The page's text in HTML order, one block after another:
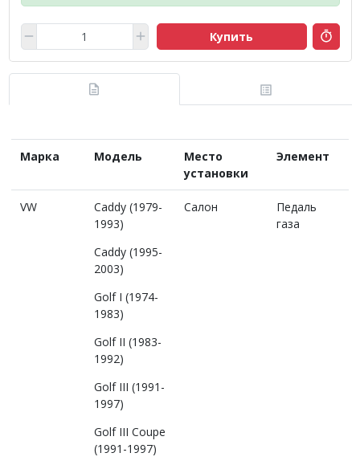
Купить
Марка Модель
Место
установки
Элемент
VW
Caddy (1979-
1993)
Caddy (1995-
2003)
Golf I (1974-
1983)
Golf II (1983-
1992)
Golf III (1991-
1997)
Golf III Coupe
(1991-1997)
Салон
Педаль
газа